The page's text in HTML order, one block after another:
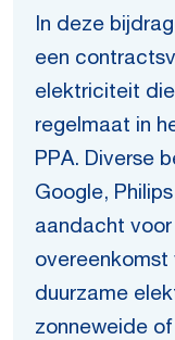
In deze
een
elektriciteit
regelmaat in
PPA. Diverse
Google,
aandacht
overeenkomst
duurzame
zonneweide